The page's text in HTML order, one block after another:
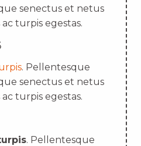
senectus et netus
turpis egestas.
. Pellentesque
senectus et netus
turpis egestas.
. Pellentesque